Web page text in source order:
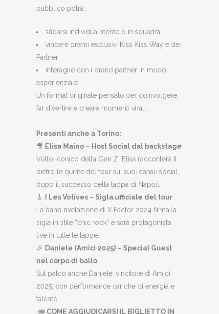
pubblico potrà:
sfidarsi individualmente o in squadra
vincere premi esclusivi Kiss Kiss Way e dei
Partner
interagire con i brand partner in modo
esperienziale
Un format originale pensato per coinvolgere,
far divertire e creare momenti virali.
Presenti anche a Torino:
🎥 Elisa Maino – Host Social dal backstage
Volto iconico della Gen Z, Elisa racconterà il
dietro le quinte del tour sui suoi canali social,
dopo il successo della tappa di Napoli.
🎸
I Les Votives – Sigla ufficiale del tour
La band rivelazione di X Factor 2024 firma la
sigla in stile “chic rock” e sarà protagonista
live in tutte le tappe.
🎉 Daniele (Amici 2025) – Special Guest
nel corpo di ballo
Sul palco anche Daniele, vincitore di Amici
2025, con performance cariche di energia e
talento.
🎟️ COME AGGIUDICARSI IL BIGLIETTO IN